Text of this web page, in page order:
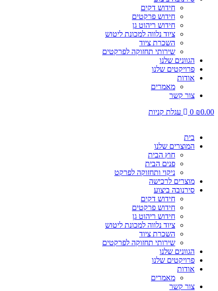
חידוש דקים
חידוש פרקטים
חידוש ריהוט גן
ציוד נלווה למכונת ליטוש
השכרת ציוד
שירותי תחזוקה לפרקטים
הגוונים שלנו
פרויקטים שלנו
אודות
מאמרים
צור קשר
₪0.00
0 עגלת קניות
בית
המוצרים שלנו
חוץ הבית
פנים הבית
ניקוי ותחזוקה לפרקט
מוצרים לרכישה
סירנובה ביצוע
חידוש דקים
חידוש פרקטים
חידוש ריהוט גן
ציוד נלווה למכונת ליטוש
השכרת ציוד
שירותי תחזוקה לפרקטים
הגוונים שלנו
פרויקטים שלנו
אודות
מאמרים
צור קשר